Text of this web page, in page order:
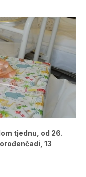
tjednu, od 26.
13